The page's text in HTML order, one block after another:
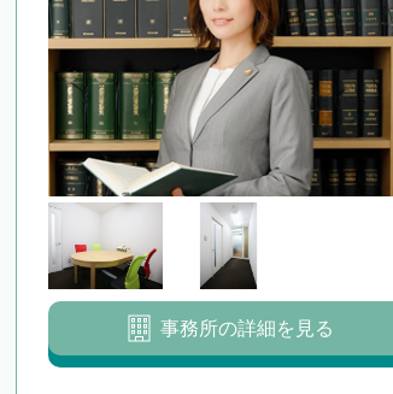
事務所の詳細を見る